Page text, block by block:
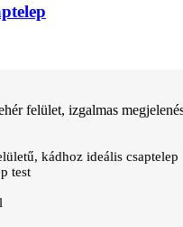
felület, izgalmas
kádhoz ideális csaptelep
test